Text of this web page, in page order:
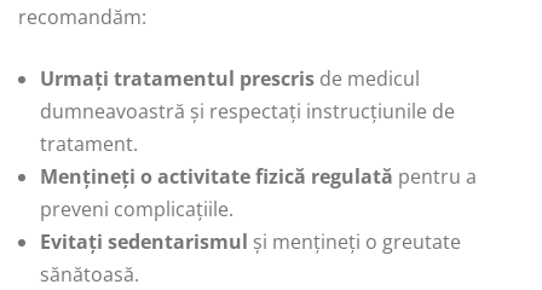
recomandăm:
Urmați tratamentul prescris de medicul
dumneavoastră și respectați instrucțiunile de
tratament.
Mențineți o activitate fizică regulată pentru a
preveni complicațiile.
Evitați sedentarismul și mențineți o greutate
sănătoasă.